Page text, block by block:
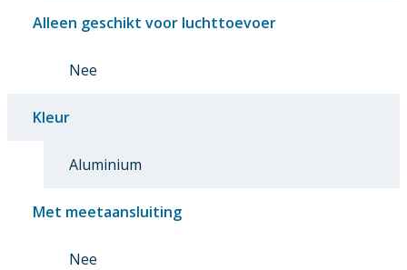
Alleen geschikt voor luchttoevoer
Nee
Kleur
Aluminium
Met meetaansluiting
Nee